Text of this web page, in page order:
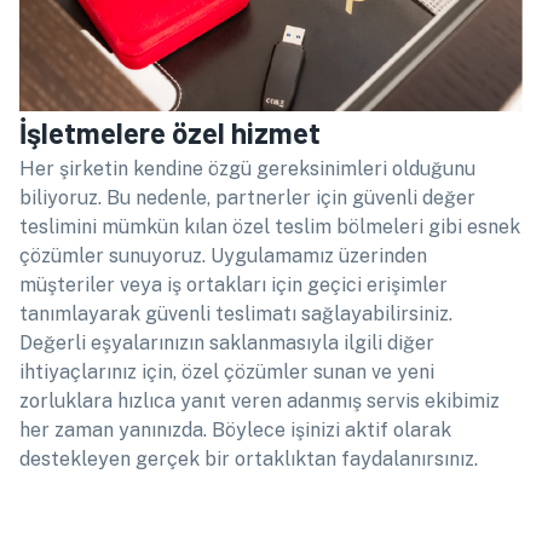
İşletmelere özel hizmet
Her şirketin kendine özgü gereksinimleri olduğunu
biliyoruz. Bu nedenle, partnerler için güvenli değer
teslimini mümkün kılan özel teslim bölmeleri gibi esnek
çözümler sunuyoruz. Uygulamamız üzerinden
müşteriler veya iş ortakları için geçici erişimler
tanımlayarak güvenli teslimatı sağlayabilirsiniz.
Değerli eşyalarınızın saklanmasıyla ilgili diğer
ihtiyaçlarınız için, özel çözümler sunan ve yeni
zorluklara hızlıca yanıt veren adanmış servis ekibimiz
her zaman yanınızda. Böylece işinizi aktif olarak
destekleyen gerçek bir ortaklıktan faydalanırsınız.